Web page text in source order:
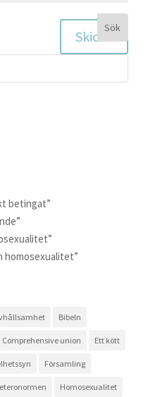
Skicka
betingat”
homosexualitet”
Bibeln
Comprehensive union Ett kött
Församling
Homosexualitet